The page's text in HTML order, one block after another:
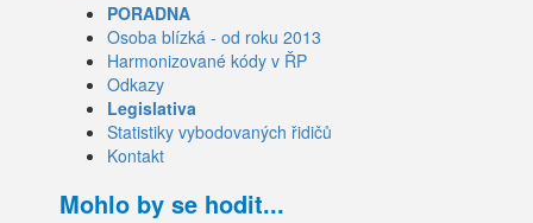
PORADNA
Osoba blízká - od roku 2013
Harmonizované kódy v ŘP
Odkazy
Legislativa
Statistiky vybodovaných řidičů
Kontakt
Mohlo by se hodit...